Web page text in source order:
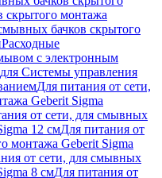
скрытого монтажа
бачков скрытого
Расходные
с электронным
Системы управления
Для питания от сети,
Geberit Sigma
от сети, для смывных
12 смДля питания от
монтажа Geberit Sigma
от сети, для смывных
8 смДля питания от